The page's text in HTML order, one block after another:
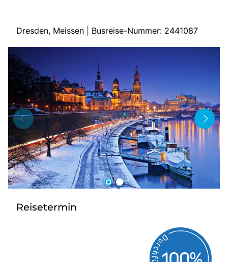
Mehrtagesreisen
Tagesreisen
Bus anmieten
Service
Kontakt
Dresden, Meissen | Busreise-Nummer: 2441087
Reisetermin